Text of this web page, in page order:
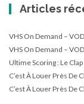
Articles
VHS On Demand –
VHS On Demand –
Ultime Scoring : Le Clap
C’est À Louer Près De
C’est À Louer Près De